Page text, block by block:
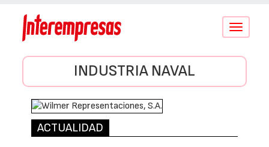
Conmutar
INDUSTRIA NAVAL
ACTUALIDAD